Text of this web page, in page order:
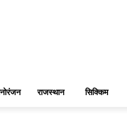
राजस्थान सिक्किम